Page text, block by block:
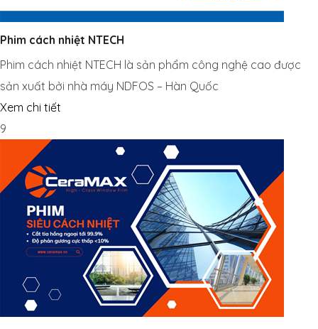
Phim cách nhiệt NTECH
Phim cách nhiệt NTECH là sản phẩm công nghệ cao được
sản xuất bởi nhà máy NDFOS – Hàn Quốc
Xem chi tiết
9